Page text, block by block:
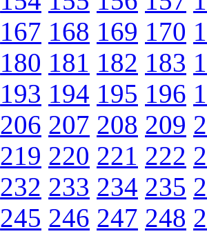
167 168 169 170
180 181 182 183
193 194 195 196
206 207 208 209
219 220 221 222
232 233 234 235
245 246 247 248